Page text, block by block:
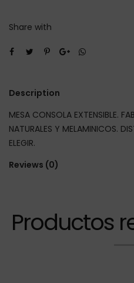
Share with
Description
MESA CONSOLA EXTENSIBLE.
NATURALES Y MELAMINICOS.
ELEGIR.
Reviews (0)
Productos